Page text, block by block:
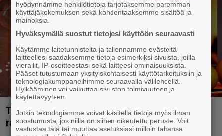
Täällä pelattiin lauantain Loton ja Jokerin isot
rahat – Tokmannilla, ABC:lla, netissä…
hyödynnämme henkilötietoja tarjotaksemme paremman
käyttäjäkokemuksen sekä kohdentaaksemme sisältöä ja
mainoksia.
Hyväksymällä suostut tietojesi käyttöön seuraavasti
Käytämme laitetunnisteita ja tallennamme evästeitä
laitteellesi saadaksemme tietoja esimerkiksi sivuista, joilla
vierailit, IP-osoitteestasi sekä laitteesi ominaisuuksista.
Pääset tutustumaan yksityiskohtaisesti käyttötarkoituksiin ja
teknologiakumppaneihimme seuraavalla välilehdellä.
Hylkääminen voi vaikuttaa sivuston toimivuuteen ja
käytettävyyteen.
Jotkin teknologiamme voivat käsitellä tietoja myös ilman
suostumusta, jos niillä on siihen oikeutettu peruste. Voit
vastustaa tätä tai muuttaa asetuksiasi milloin tahansa